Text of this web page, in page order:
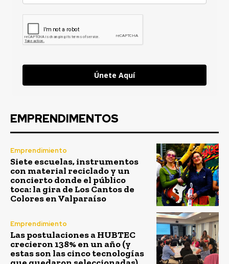
Únete Aquí
EMPRENDIMENTOS
Emprendimiento
Siete escuelas, instrumentos
con material reciclado y un
concierto donde el público
toca: la gira de Los Cantos de
Colores en Valparaíso
Emprendimiento
Las postulaciones a HUBTEC
crecieron 138% en un año (y
estas son las cinco tecnologías